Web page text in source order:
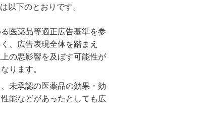
以下のとおりです。
医薬品等適正広告基準を参
、広告表現全体を踏まえ
の悪影響を及ぼす可能性が
ります。
未承認の医薬品の効果・効
能などがあったとしても広